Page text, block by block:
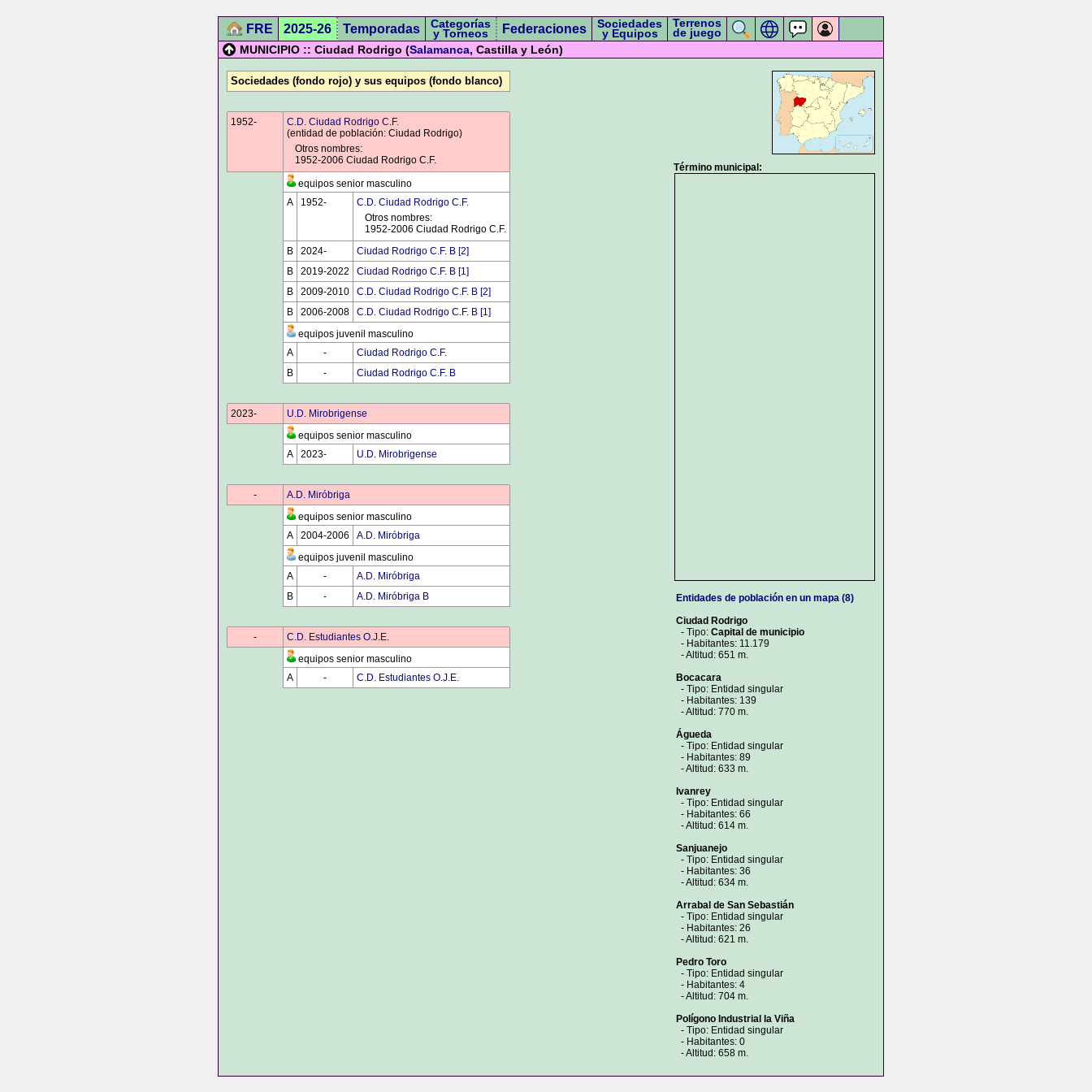
FRE 2025-26 Temporadas Categorías
y Torneos Federaciones Sociedades
y Equipos
Terrenos
de juego
MUNICIPIO :: Ciudad Rodrigo (Salamanca, Castilla y León)
Término municipal:
Entidades de población en un mapa (8)
Ciudad Rodrigo
- Tipo: Capital de municipio
- Habitantes: 11.179
- Altitud: 651 m.
Bocacara
- Tipo: Entidad singular
- Habitantes: 139
- Altitud: 770 m.
Águeda
- Tipo: Entidad singular
- Habitantes: 89
- Altitud: 633 m.
Ivanrey
- Tipo: Entidad singular
- Habitantes: 66
- Altitud: 614 m.
Sanjuanejo
- Tipo: Entidad singular
- Habitantes: 36
- Altitud: 634 m.
Arrabal de San Sebastián
- Tipo: Entidad singular
- Habitantes: 26
- Altitud: 621 m.
Pedro Toro
- Tipo: Entidad singular
- Habitantes: 4
- Altitud: 704 m.
Polígono Industrial la Viña
- Tipo: Entidad singular
- Habitantes: 0
- Altitud: 658 m.
Sociedades (fondo rojo) y sus equipos (fondo blanco)
1952-
C.D. Ciudad Rodrigo C.F.
(entidad de población: Ciudad Rodrigo)
Otros nombres:
1952-2006 Ciudad Rodrigo C.F.
equipos senior masculino
A
1952-
C.D. Ciudad Rodrigo C.F.
Otros nombres:
1952-2006 Ciudad Rodrigo C.F.
B
2024-
Ciudad Rodrigo C.F. B [2]
B
2019-2022
Ciudad Rodrigo C.F. B [1]
B
2009-2010
C.D. Ciudad Rodrigo C.F. B [2]
B
2006-2008
C.D. Ciudad Rodrigo C.F. B [1]
equipos juvenil masculino
A
-
Ciudad Rodrigo C.F.
B
- Ciudad Rodrigo C.F. B
2023-
U.D. Mirobrigense
equipos senior masculino
A
2023- U.D. Mirobrigense
-
A.D. Miróbriga
equipos senior masculino
A
2004-2006
A.D. Miróbriga
equipos juvenil masculino
A
-
A.D. Miróbriga
B
- A.D. Miróbriga B
-
C.D. Estudiantes O.J.E.
equipos senior masculino
A
- C.D. Estudiantes O.J.E.